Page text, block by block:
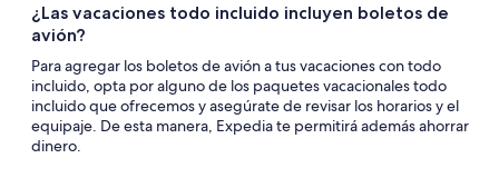
¿Las vacaciones todo incluido incluyen boletos de
avión?
Para agregar los boletos de avión a tus vacaciones con todo
incluido, opta por alguno de los paquetes vacacionales todo
incluido que ofrecemos y asegúrate de revisar los horarios y el
equipaje. De esta manera, Expedia te permitirá además ahorrar
dinero.